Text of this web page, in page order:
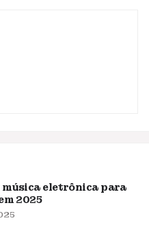
música eletrônica para
2025